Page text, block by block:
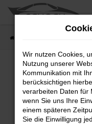
Zum
Fehler:
Beim Laden ist ein
Hier sind ein paar
Wir nutzen Cookies,
Nutzung unserer
Kommunikation mit
berücksichtigen
verarbeiten Daten für
wenn Sie uns Ihre
einem späteren
Sie die Einwilligung